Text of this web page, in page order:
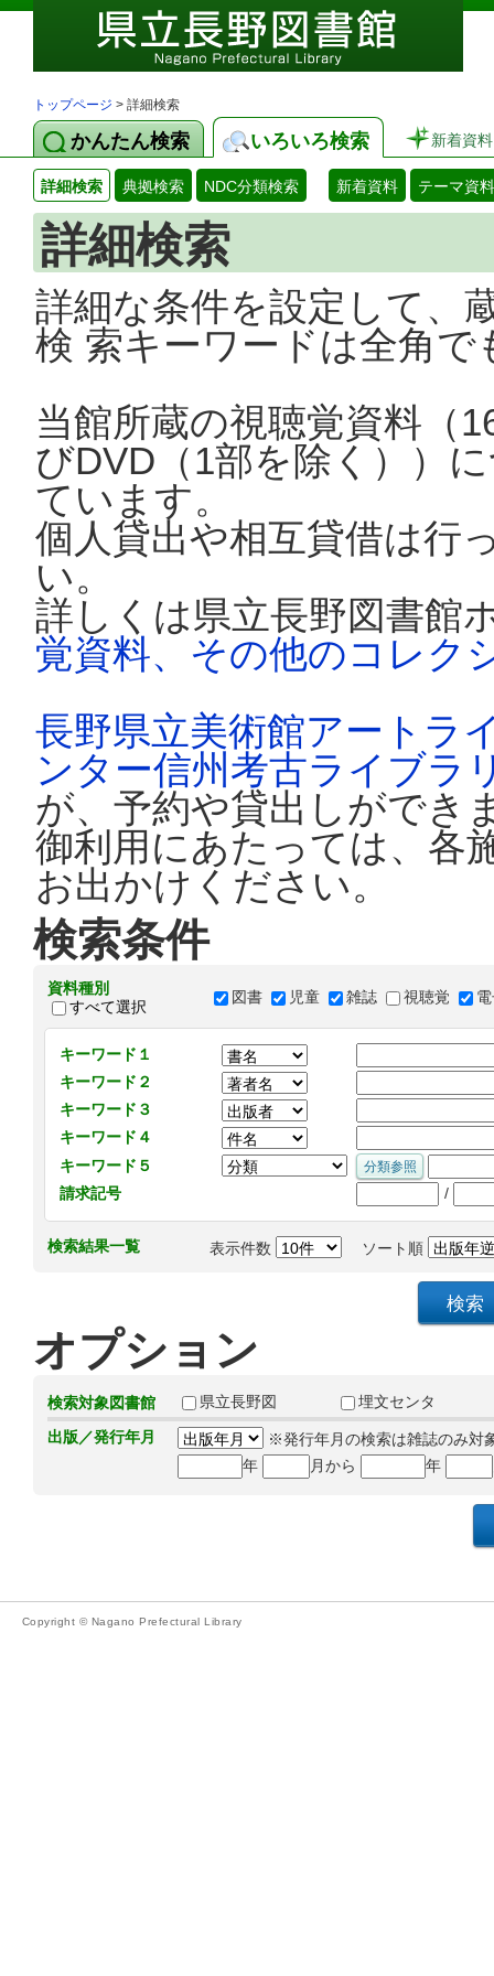
トップページ > 詳細検索
かんたん検索 いろいろ検索 新着資料
詳細検索 典拠検索 NDC分類検索 新着資料 テーマ資料
詳細検索
詳細な条件を設定して、
検 索キーワードは全角
当館所蔵の視聴覚資料（
びDVD（1部を除く））
ています。
個人貸出や相互貸借は行
い。
詳しくは県立長野図書館
覚資料、その他のコレク
長野県立美術館アートラ
ンター信州考古ライブラ
が、予約や貸出しができ
御利用にあたっては、各
お出かけください。
検索条件
資料種別
すべて選択
図書 児童 雑誌 視聴覚
キーワード１
キーワード２
キーワード３
キーワード４
キーワード５
請求記号
/
検索結果一覧 表示件数 ソート順
オプション
検索対象図書館 県立長野図
埋文センタ
出版／発行年月
※発行年月の検索は雑誌のみ対
年
月から 年
Copyright © Nagano Prefectural Library